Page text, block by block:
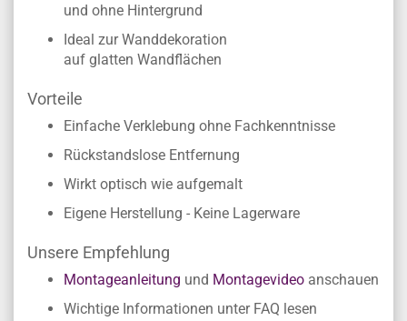
und ohne Hintergrund
Ideal zur Wanddekoration
auf glatten Wandflächen
Vorteile
Einfache Verklebung ohne Fachkenntnisse
Rückstandslose Entfernung
Wirkt optisch wie aufgemalt
Eigene Herstellung - Keine Lagerware
Unsere Empfehlung
Montageanleitung und Montagevideo anschauen
Wichtige Informationen unter FAQ lesen